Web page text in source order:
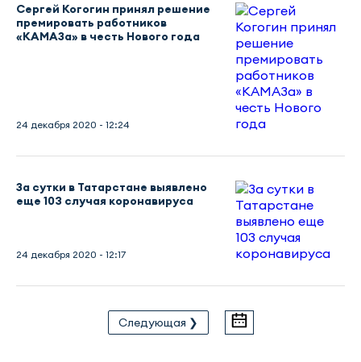
Сергей Когогин принял решение
премировать работников
«КАМАЗа» в честь Нового года
24 декабря 2020 - 12:24
За сутки в Татарстане выявлено
еще 103 случая коронавируса
24 декабря 2020 - 12:17
Следующая ❯